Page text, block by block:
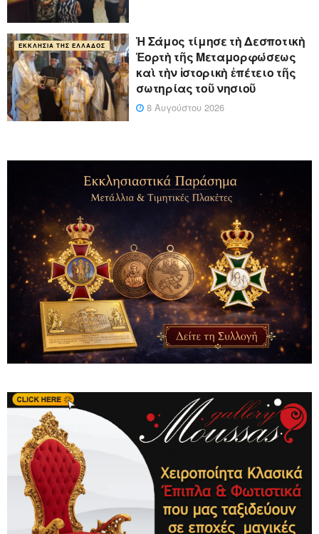
ΕΚΚΛΗΣΊΑ ΤΗΣ ΕΛΛΆΔΟΣ
Ἡ Σάμος τίμησε τὴ Δεσποτικὴ
Ἑορτὴ τῆς Μεταμορφώσεως
καὶ τὴν ἱστορικὴ ἐπέτειο τῆς
σωτηρίας τοῦ νησιοῦ
8 Αυγούστου 2026